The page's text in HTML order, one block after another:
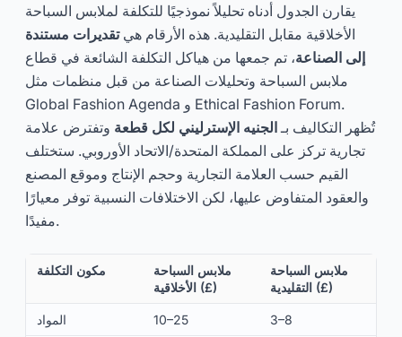
يقارن الجدول أدناه تحليلاً نموذجيًا للتكلفة لملابس السباحة
الأخلاقية مقابل التقليدية. هذه الأرقام هيتقديرات مستندة
إلى الصناعة، تم جمعها من هياكل التكلفة الشائعة في قطاع
ملابس السباحة وتحليلات الصناعة من قبل منظمات مثل
Global Fashion Agenda و Ethical Fashion Forum.
تُظهر التكاليف بـ الجنيه الإسترليني لكل قطعة وتفترض علامة
تجارية تركز على المملكة المتحدة/الاتحاد الأوروبي. ستختلف
القيم حسب العلامة التجارية وحجم الإنتاج وموقع المصنع
والعقود المتفاوض عليها، لكن الاختلافات النسبية توفر معيارًا
مفيدًا.
مكون التكلفة
ملابس السباحة
الأخلاقية (£)
ملابس السباحة
التقليدية (£)
المواد 10–25 3–8